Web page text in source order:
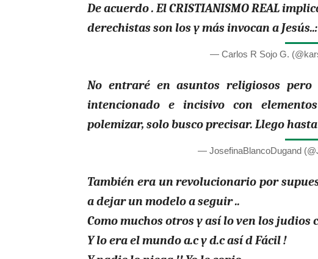
De acuerdo . El CRISTIANISMO REAL
derechistas son los y más invocan a
— Carlos R Sojo G.
No entraré en asuntos religiosos
intencionado e incisivo con
polemizar, solo busco precisar. Llego
— JosefinaBlancoDugand
También era un revolucionario por
a dejar un modelo a seguir ..
Como muchos otros y así lo ven los judios
Y lo era el mundo a.c y d.c así d Fácil !